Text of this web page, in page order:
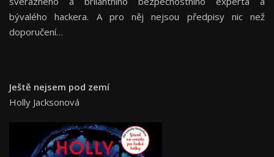
bývalého hackera. A pro něj nejsou předpisy nic než
doporučení…
Ještě nejsem pod zemí
Holly Jacksonová